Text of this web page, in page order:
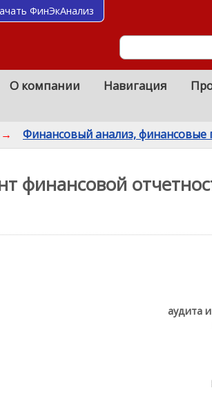
О компании Навигация
→ Финансовый анализ, финансовые
финансовой
аудита
ФинЭкАнализ